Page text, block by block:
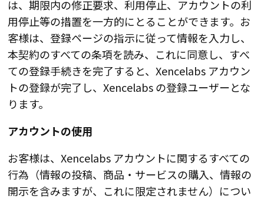
は、期限内の修正要求、利用停止、アカウントの利
用停止等の措置を一方的にとることができます。お
客様は、登録ページの指示に従って情報を入力し、
本契約のすべての条項を読み、これに同意し、すべ
ての登録手続きを完了すると、Xencelabs アカウン
トの登録が完了し、Xencelabs の登録ユーザーとな
ります。
アカウントの使用
お客様は、Xencelabs アカウントに関するすべての
行為（情報の投稿、商品・サービスの購入、情報の
開示を含みますが、これに限定されません）につい